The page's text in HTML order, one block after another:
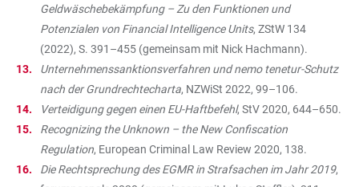
Geldwäschebekämpfung – Zu den Funktionen und
Potenzialen von Financial Intelligence Units, ZStW 134
(2022), S. 391–455 (gemeinsam mit Nick Hachmann).
Unternehmenssanktionsverfahren und nemo tenetur-Schutz
nach der Grundrechtecharta, NZWiSt 2022, 99–106.
Verteidigung gegen einen EU-Haftbefehl, StV 2020, 644–650.
Recognizing the Unknown – the New Confiscation
Regulation, European Criminal Law Review 2020, 138.
Die Rechtsprechung des EGMR in Strafsachen im Jahr 2019,